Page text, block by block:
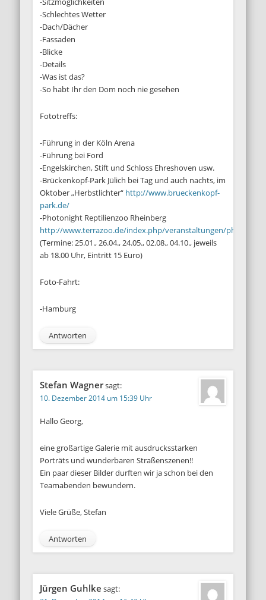
-Schlechtes Wetter
-Dach/Dächer
-Fassaden
-Blicke
-Details
-Was ist das?
-So habt Ihr den Dom noch nie gesehen
Fototreffs:
-Führung in der Köln Arena
-Führung bei Ford
-Engelskirchen, Stift und Schloss Ehreshoven usw.
-Brückenkopf-Park Jülich bei Tag und auch nachts, im
Oktober „Herbstlichter“ http://www.brueckenkopf-
park.de/
-Photonight Reptilienzoo Rheinberg
http://www.terrazoo.de/index.php/veranstaltungen/photonight
(Termine: 25.01., 26.04., 24.05., 02.08., 04.10., jeweils
ab 18.00 Uhr, Eintritt 15 Euro)
Foto-Fahrt:
-Hamburg
Antworten
Stefan Wagnersagt:
10. Dezember 2014 um 15:39 Uhr
Hallo Georg,
eine großartige Galerie mit ausdrucksstarken
Porträts und wunderbaren Straßenszenen!!
Ein paar dieser Bilder durften wir ja schon bei den
Teamabenden bewundern.
Viele Grüße, Stefan
Antworten
Jürgen Guhlke sagt: